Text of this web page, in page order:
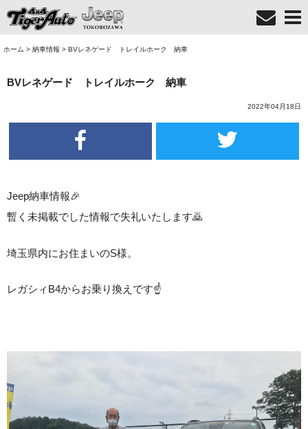
ホーム > 納車情報 > BVレネゲード トレイルホーク 納車
BVレネゲード トレイルホーク 納車
2022年04月18日
Jeep納車情報🎉
暫く未掲載でした情報で失礼いたします🙇
埼玉県内にお住まいのS様。
レガシィB4からお乗り換えです☝️